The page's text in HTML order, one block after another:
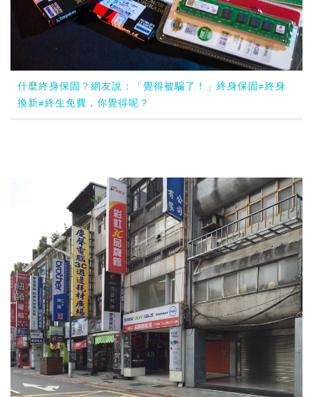
什麼終身保固？網友說：「覺得被騙了！」終身保固≠終身
換新≠終生免費，你覺得呢？